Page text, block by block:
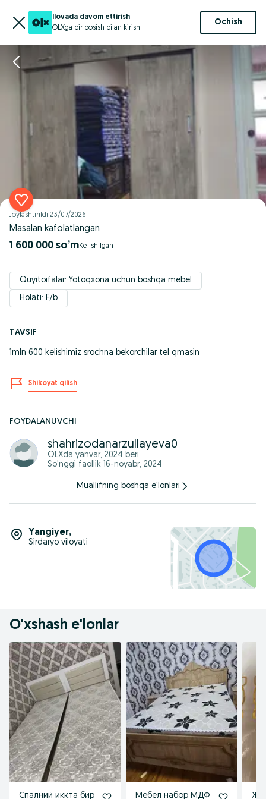
Ilovada davom ettirish
OLXga bir bosish bilan kirish
Ochish
Joylashtirildi 23/07/2026
Masalan kafolatlangan
1 600 000 so’m
Quyitoifalar: Yotoqxona uchun boshqa mebel
Holati: F/b
TAVSIF
1mln 600 kelishimiz srochna bekorchilar tel qmasin
Shikoyat qilish
FOYDALANUVCHI
shahrizodanarzullayeva0
OLXda yanvar, 2024 beri
So'nggi faollik 16-noyabr, 2024
Muallifning boshqa e'lonlari
Yangiyer,
Sirdaryo viloyati
O'xshash e'lonlar
Спалний иккта бир Мебел набор МДФ